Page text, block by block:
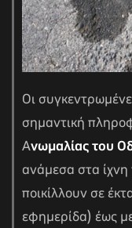
Οι
σημαντική
Ανωμαλίας του
ανάμεσα στα
ποικίλλουν σε
εφημερίδα) έως